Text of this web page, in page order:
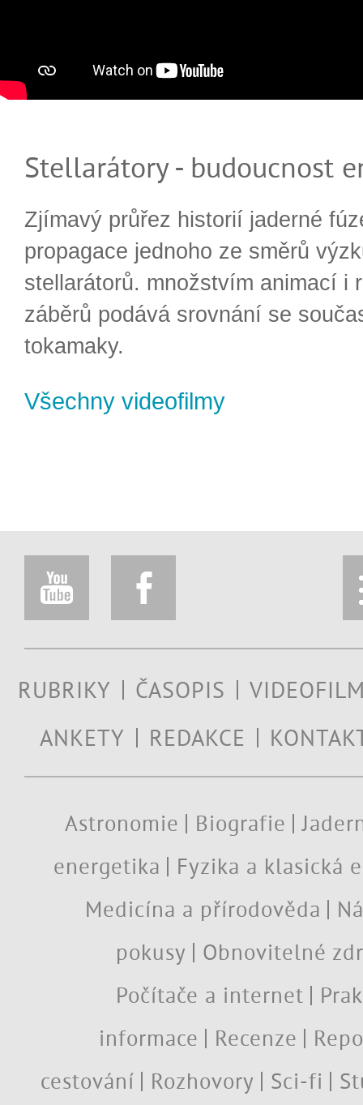
Stellarátory - budoucnost
Zjímavý průřez historií jaderné
propagace jednoho ze směrů
stellarátorů. množstvím animací i
záběrů podává srovnání se
tokamaky.
Všechny videofilmy
RUBRIKY ČASOPIS
ANKETY
REDAKCE
Astronomie Biografie
energetika
Fyzika a klasická
Medicína a přírodověda
pokusy
Obnovitelné
Počítače a internet
informace
Recenze
cestování
Rozhovory Sci-fi